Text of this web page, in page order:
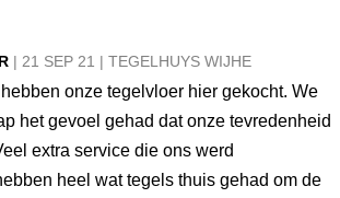
| 21 SEP 21 | TEGELHUYS WIJHE
onze tegelvloer hier gekocht. We
het gevoel gehad dat onze tevredenheid
extra service die ons werd
heel wat tegels thuis gehad om de